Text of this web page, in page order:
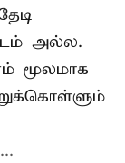
அல்ல.
மூலமாக